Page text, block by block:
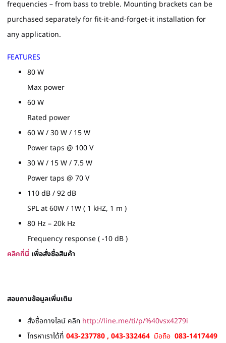
frequencies – from bass to treble. Mounting brackets can be
purchased separately for fit-it-and-forget-it installation for
any application.
FEATURES
80 W
Max power
60 W
Rated power
60 W / 30 W / 15 W
Power taps @ 100 V
30 W / 15 W / 7.5 W
Power taps @ 70 V
110 dB / 92 dB
SPL at 60W / 1W ( 1 kHZ, 1 m )
80 Hz – 20k Hz
Frequency response ( -10 dB )
คลิกที่นี่ เพื่อสั่งซื้อสินค้า
สอบถามข้อมูลเพิ่มเติม
สั่งซื้อทางไลน์ คลิก http://line.me/ti/p/%40vsx4279i
โทรหาเราได้ที่ 043-237780 , 043-332464 มือถือ 083-1417449